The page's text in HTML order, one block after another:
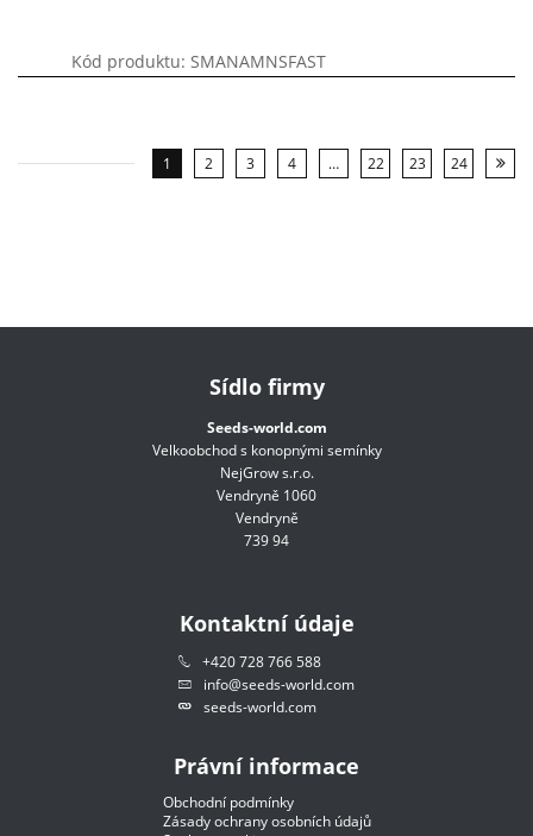
Kód produktu: SMANAMNSFAST
1 2 3 4 … 22 23 24
Sídlo firmy
Seeds-world.com
Velkoobchod s konopnými semínky
NejGrow s.r.o.
Vendryně 1060
Vendryně
739 94
Kontaktní údaje
+420 728 766 588
info@seeds-world.com
seeds-world.com
Právní informace
Obchodní podmínky
Zásady ochrany osobních údajů